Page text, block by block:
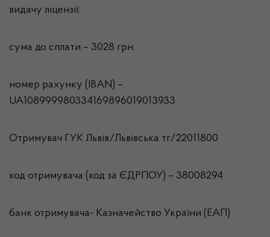
видачу ліцензії:
сума до сплати – 3028 грн.
номер рахунку (IBAN) –
UA108999980334169896019013933
Отримувач ГУК Львiв/Львівська тг/22011800
код отримувача (код за ЄДРПОУ) – 38008294
банк отримувача- Казначейство України (ЕАП)